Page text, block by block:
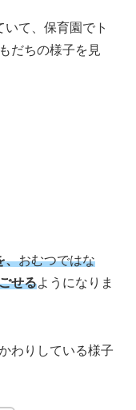
て、保育園でト
だちの様子を見
、おむつではな
せるようになりま
わりしている様子